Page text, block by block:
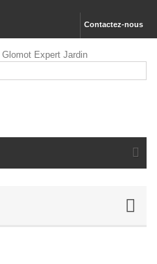
Contactez-nous